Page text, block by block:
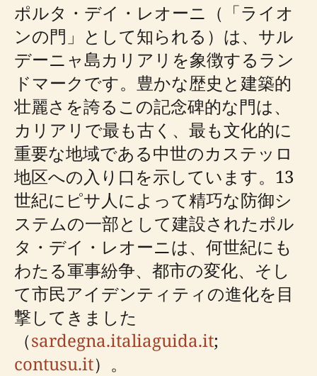
ポルタ・デイ・レオーニ（「ライオ
ンの門」として知られる）は、サル
デーニャ島カリアリを象徴するラン
ドマークです。豊かな歴史と建築的
壮麗さを誇るこの記念碑的な門は、
カリアリで最も古く、最も文化的に
重要な地域である中世のカステッロ
地区への入り口を示しています。13
世紀にピサ人によって精巧な防御シ
ステムの一部として建設されたポル
タ・デイ・レオーニは、何世紀にも
わたる軍事紛争、都市の変化、そし
て市民アイデンティティの進化を目
撃してきました
（sardegna.italiaguida.it;
contusu.it）。